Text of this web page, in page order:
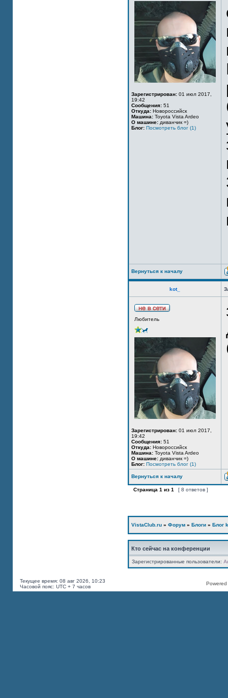
Зарегистрирован: 01 июл 2017,
19:42
Сообщения: 51
Откуда: Новороссийск
Машина: Toyota Vista Ardeo
О машине: диванчик =)
Блог: Посмотреть блог (1)
Вернуться к началу
kot_
Любитель
Зарегистрирован: 01 июл 2017,
19:42
Сообщения: 51
Откуда: Новороссийск
Машина: Toyota Vista Ardeo
О машине: диванчик =)
Блог: Посмотреть блог (1)
Вернуться к началу
Страница 1 из 1 [ 8 ответов ]
VistaClub.ru » Форум » Блоги » Блог
Кто сейчас на конференции
Зарегистрированные пользователи:
Текущее время: 08 авг 2026, 10:23
Часовой пояс: UTC + 7 часов